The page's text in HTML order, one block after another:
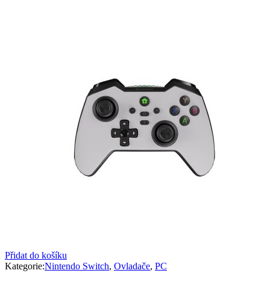
Přidat do košíku
Kategorie:Nintendo Switch, Ovladače, PC